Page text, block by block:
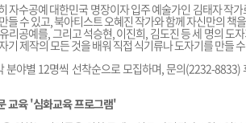
자수공예 대한민국 명장이자 입주 예술가인 김태자 작
들 수 있고, 북아티스트 오혜진 작가와 함께 자신만의 책
리공예를, 그리고 석승현, 이진희, 김도진 등 세 명의 도
기 제작의 모든 것을 배워 직접 식기류나 도자기를 만들
분야별 12명씩 선착순으로 모집하며, 문의(2232-8833)
교육 '심화교육 프로그램'